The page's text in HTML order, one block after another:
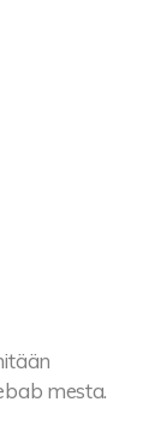
mesta.